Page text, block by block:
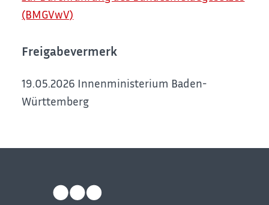
(BMGVwV)
Freigabevermerk
19.05.2026 Innenministerium Baden-
Württemberg